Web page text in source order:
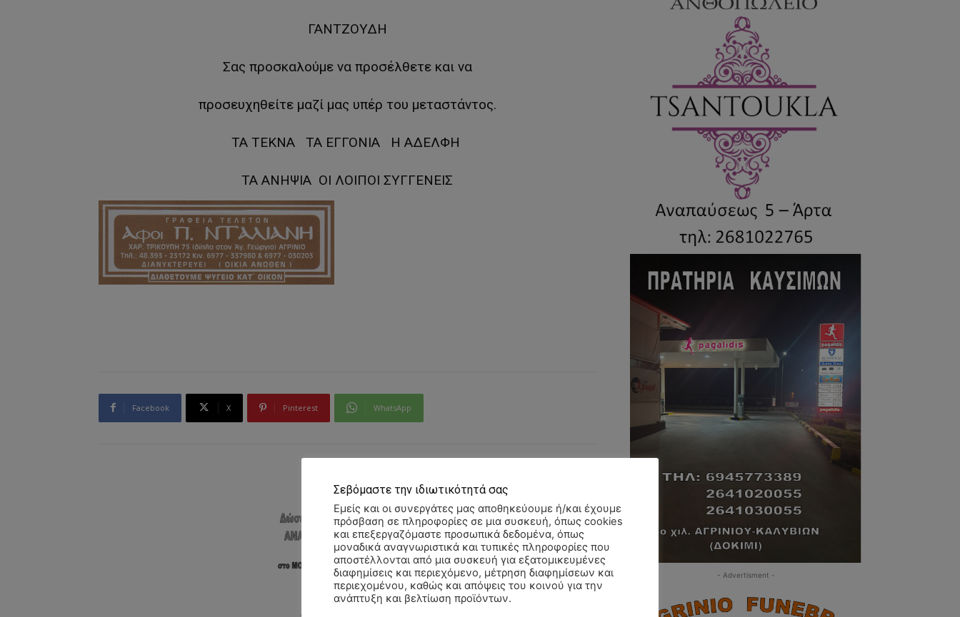
ΓΑΝΤΖΟΥΔΗ
Σας προσκαλούμε να προσέλθετε και να
προσευχηθείτε μαζί μας υπέρ του μεταστάντος.
ΤΑ ΤΕΚΝΑ ΤΑ ΕΓΓΟΝΙΑ Η ΑΔΕΛΦΗ
ΤΑ ΑΝΗΨΙΑ ΟΙ ΛΟΙΠΟΙ ΣΥΓΓΕΝΕΙΣ
Facebook X Pinterest WhatsApp
- Advertisment -
Σεβόμαστε την ιδιωτικότητά σας
Εμείς και οι συνεργάτες μας αποθηκεύουμε ή/και έχουμε
πρόσβαση σε πληροφορίες σε μια συσκευή, όπως cookies
και επεξεργαζόμαστε προσωπικά δεδομένα, όπως
μοναδικά αναγνωριστικά και τυπικές πληροφορίες που
αποστέλλονται από μια συσκευή για εξατομικευμένες
διαφημίσεις και περιεχόμενο, μέτρηση διαφημίσεων και
περιεχομένου, καθώς και απόψεις του κοινού για την
ανάπτυξη και βελτίωση προϊόντων.